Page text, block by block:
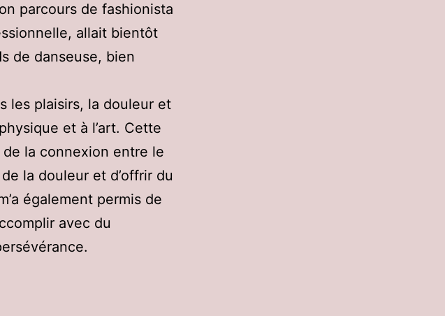
parcours de fashionista
allait bientôt
de danseuse, bien
les plaisirs, la douleur et
et à l’art. Cette
la connexion entre le
la douleur et d’offrir du
également permis de
avec du